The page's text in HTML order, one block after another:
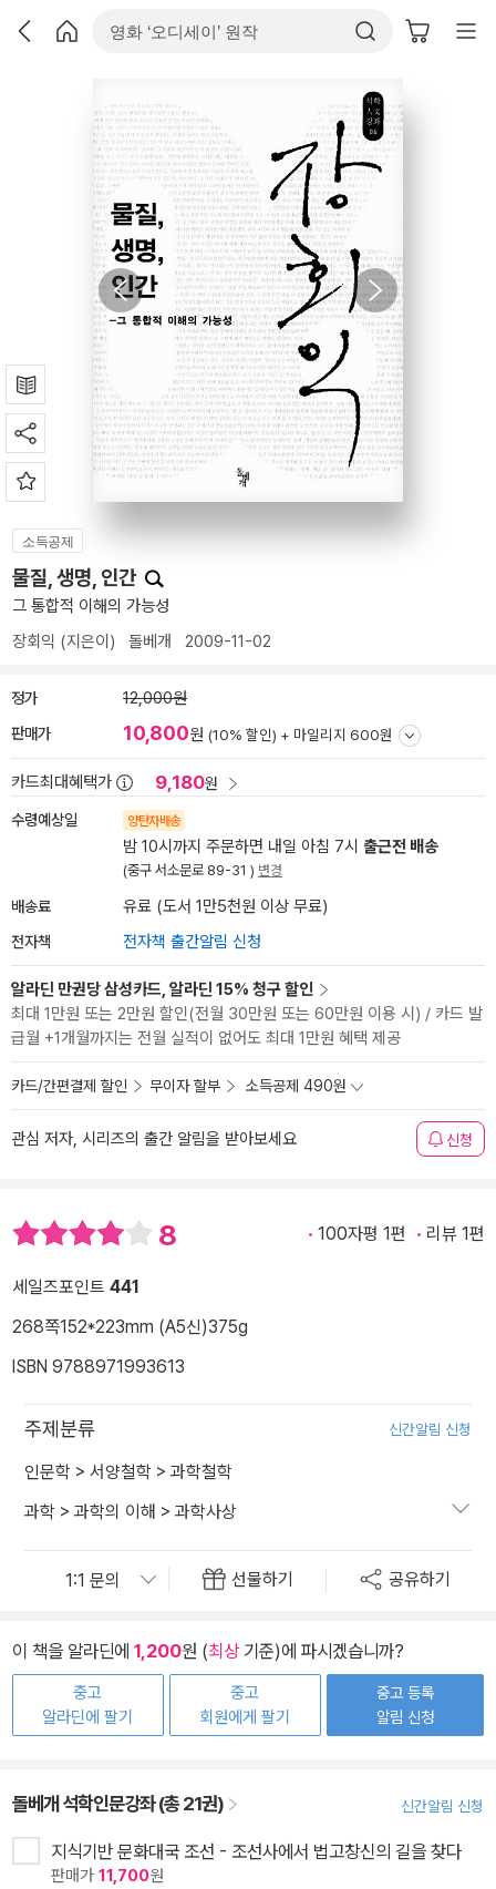
소득공제
물질, 생명, 인간
그 통합적 이해의 가능성
장회익 (지은이) 돌베개 2009-11-02
정가 12,000원
판매가 10,800원 (10% 할인) + 마일리지 600원
카드최대혜택가 9,180원
수령예상일 양탄자배송
밤 10시까지 주문하면 내일 아침 7시 출근전 배송
(중구 서소문로 89-31 ) 변경
배송료 유료 (도서 1만5천원 이상 무료)
전자책 전자책 출간알림 신청
알라딘 만권당 삼성카드, 알라딘 15% 청구 할인
최대 1만원 또는 2만원 할인(전월 30만원 또는 60만원 이용 시) / 카드 발
급월 +1개월까지는 전월 실적이 없어도 최대 1만원 혜택 제공
카드/간편결제 할인 무이자 할부 소득공제 490원
관심 저자, 시리즈의 출간 알림을 받아보세요 신청
8 100자평 1편 리뷰 1편
세일즈포인트 441
268쪽152*223mm (A5신)375g
ISBN 9788971993613
주제분류 신간알림 신청
인문학 > 서양철학 > 과학철학
과학 > 과학의 이해 > 과학사상
선물하기 공유하기
이 책을 알라딘에 1,200원 (최상기준)에 파시겠습니까?
중고
알라딘에 팔기
중고
회원에게 팔기
중고 등록
알림 신청
돌베개 석학인문강좌 (총 21권) 신간알림 신청
지식기반 문화대국 조선 - 조선사에서 법고창신의 길을 찾다
판매가 11,700원